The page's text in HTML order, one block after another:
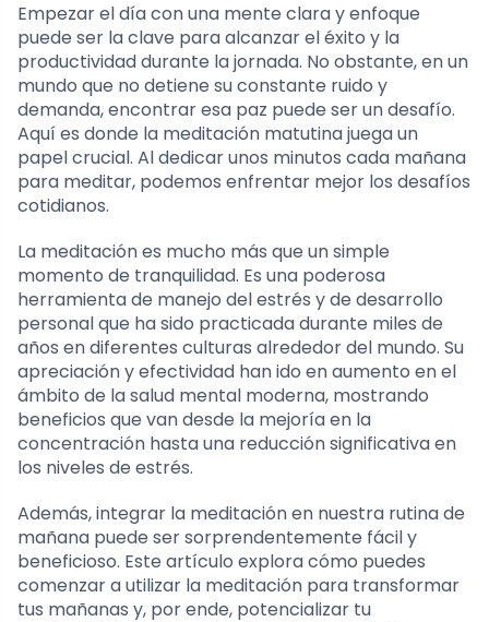
Empezar el día con una mente clara y enfoque
puede ser la clave para alcanzar el éxito y la
productividad durante la jornada. No obstante, en un
mundo que no detiene su constante ruido y
demanda, encontrar esa paz puede ser un desafío.
Aquí es donde la meditación matutina juega un
papel crucial. Al dedicar unos minutos cada mañana
para meditar, podemos enfrentar mejor los desafíos
cotidianos.
La meditación es mucho más que un simple
momento de tranquilidad. Es una poderosa
herramienta de manejo del estrés y de desarrollo
personal que ha sido practicada durante miles de
años en diferentes culturas alrededor del mundo. Su
apreciación y efectividad han ido en aumento en el
ámbito de la salud mental moderna, mostrando
beneficios que van desde la mejoría en la
concentración hasta una reducción significativa en
los niveles de estrés.
Además, integrar la meditación en nuestra rutina de
mañana puede ser sorprendentemente fácil y
beneficioso. Este artículo explora cómo puedes
comenzar a utilizar la meditación para transformar
tus mañanas y, por ende, potencializar tu